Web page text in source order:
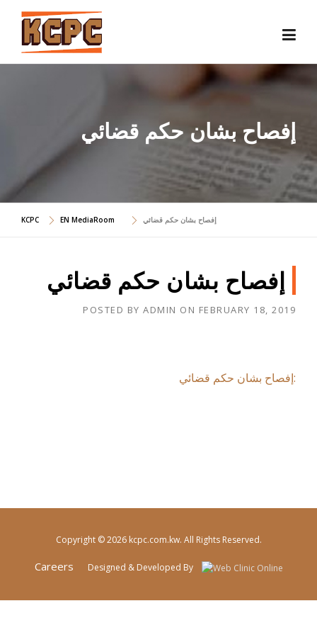
Skip
content
إفصاح بشان حكم قضائي
KCPC EN MediaRoom إفصاح بشان حكم قضائي
إفصاح بشان حكم قضائي
POSTED BY ADMIN ON FEBRUARY 18, 2019
:إفصاح بشان حكم قضائي
Copyright © 2026 kcpc.com.kw. All Rights Reserved.
Careers Designed & Developed By